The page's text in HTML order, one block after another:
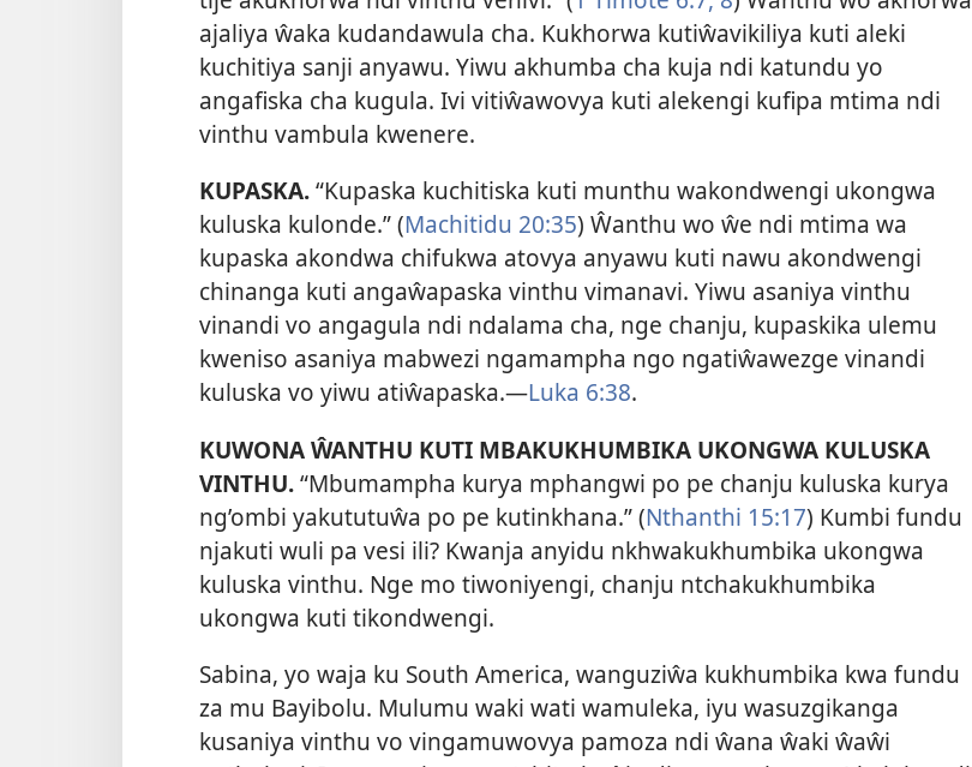
ajaliya ŵaka kudandawula cha. Kukhorwa kutiŵavikiliya kuti aleki
kuchitiya sanji anyawu. Yiwu akhumba cha kuja ndi katundu yo
angafiska cha kugula. Ivi vitiŵawovya kuti alekengi kufipa mtima ndi
vinthu vambula kwenere.
KUPASKA.“Kupaska kuchitiska kuti munthu wakondwengi ukongwa
kuluska kulonde.” (Machitidu 20:35) Ŵanthu wo ŵe ndi mtima wa
kupaska akondwa chifukwa atovya anyawu kuti nawu akondwengi
chinanga kuti angaŵapaska vinthu vimanavi. Yiwu asaniya vinthu
vinandi vo angagula ndi ndalama cha, nge chanju, kupaskika ulemu
kweniso asaniya mabwezi ngamampha ngo ngatiŵawezge vinandi
kuluska vo yiwu atiŵapaska.—Luka 6:38.
KUWONA ŴANTHU KUTI MBAKUKHUMBIKA UKONGWA KULUSKA
VINTHU.“Mbumampha kurya mphangwi po pe chanju kuluska kurya
ng’ombi yakututuŵa po pe kutinkhana.” (Nthanthi 15:17) Kumbi fundu
njakuti wuli pa vesi ili? Kwanja anyidu nkhwakukhumbika ukongwa
kuluska vinthu. Nge mo tiwoniyengi, chanju ntchakukhumbika
ukongwa kuti tikondwengi.
Sabina, yo waja ku South America, wanguziŵa kukhumbika kwa fundu
za mu Bayibolu. Mulumu waki wati wamuleka, iyu wasuzgikanga
kusaniya vinthu vo vingamuwovya pamoza ndi ŵana ŵaki ŵaŵi